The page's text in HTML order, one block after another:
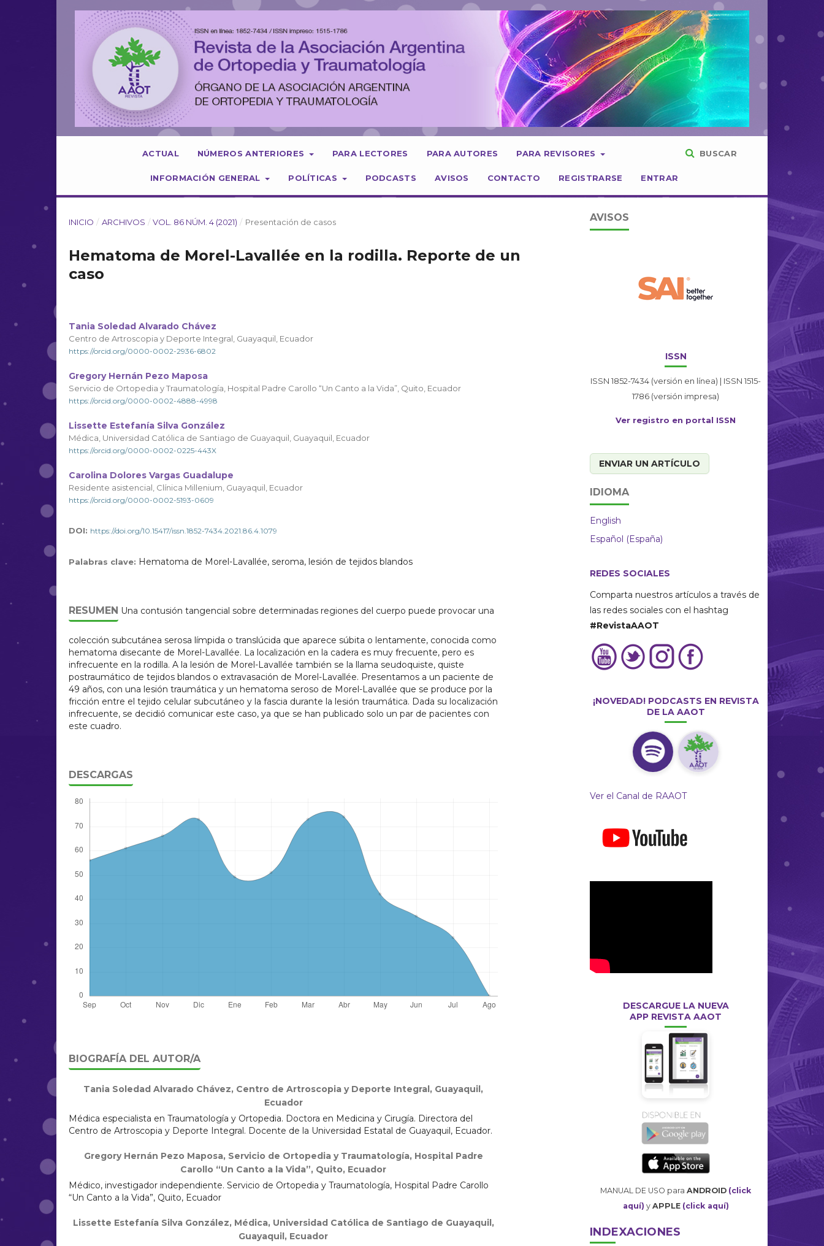
ACTUAL NÚMEROS ANTERIORES PARA LECTORES PARA AUTORES PARA REVISORES
INFORMACIÓN GENERAL POLÍTICAS PODCASTS AVISOS CONTACTO REGISTRARSE ENTRAR
BUSCAR
INICIO / ARCHIVOS / VOL. 86 NÚM. 4 (2021) / Presentación de casos
Hematoma de Morel-Lavallée en la rodilla. Reporte de un
caso
Tania Soledad Alvarado Chávez
Centro de Artroscopia y Deporte Integral, Guayaquil, Ecuador
https://orcid.org/0000-0002-2936-6802
Gregory Hernán Pezo Maposa
Servicio de Ortopedia y Traumatología, Hospital Padre Carollo “Un Canto a la Vida”, Quito, Ecuador
https://orcid.org/0000-0002-4888-4998
Lissette Estefanía Silva González
Médica, Universidad Católica de Santiago de Guayaquil, Guayaquil, Ecuador
https://orcid.org/0000-0002-0225-443X
Carolina Dolores Vargas Guadalupe
Residente asistencial, Clínica Millenium, Guayaquil, Ecuador
https://orcid.org/0000-0002-5193-0609
DOI: https://doi.org/10.15417/issn.1852-7434.2021.86.4.1079
Palabras clave: Hematoma de Morel-Lavallée, seroma, lesión de tejidos blandos
RESUMEN Una contusión tangencial sobre determinadas regiones del cuerpo puede provocar una
colección subcutánea serosa límpida o translúcida que aparece súbita o lentamente, conocida como
hematoma disecante de Morel-Lavallée. La localización en la cadera es muy frecuente, pero es
infrecuente en la rodilla. A la lesión de Morel-Lavallée también se la llama seudoquiste, quiste
postraumático de tejidos blandos o extravasación de Morel-Lavallée. Presentamos a un paciente de
49 años, con una lesión traumática y un hematoma seroso de Morel-Lavallée que se produce por la
fricción entre el tejido celular subcutáneo y la fascia durante la lesión traumática. Dada su localización
infrecuente, se decidió comunicar este caso, ya que se han publicado solo un par de pacientes con
este cuadro.
DESCARGAS
BIOGRAFÍA DEL AUTOR/A
Tania Soledad Alvarado Chávez, Centro de Artroscopia y Deporte Integral, Guayaquil,
Ecuador
Médica especialista en Traumatología y Ortopedia. Doctora en Medicina y Cirugía. Directora del
Centro de Artroscopia y Deporte Integral. Docente de la Universidad Estatal de Guayaquil, Ecuador.
Gregory Hernán Pezo Maposa, Servicio de Ortopedia y Traumatología, Hospital Padre
Carollo “Un Canto a la Vida”, Quito, Ecuador
Médico, investigador independiente. Servicio de Ortopedia y Traumatología, Hospital Padre Carollo
“Un Canto a la Vida”, Quito, Ecuador
Lissette Estefanía Silva González, Médica, Universidad Católica de Santiago de Guayaquil,
Guayaquil, Ecuador
AVISOS
ISSN
ISSN 1852-7434 (versión en línea) | ISSN 1515-
1786 (versión impresa)
Ver registro en portal ISSN
ENVIAR UN ARTÍCULO
IDIOMA
English
Español (España)
REDES SOCIALES
Comparta nuestros artículos a través de
las redes sociales con el hashtag
#RevistaAAOT
¡NOVEDAD! PODCASTS EN REVISTA
DE LA AAOT
Ver el Canal de RAAOT
DESCARGUE LA NUEVA
APP REVISTA AAOT
MANUAL DE USO para ANDROID (click
aquí) y APPLE (click aquí)
INDEXACIONES